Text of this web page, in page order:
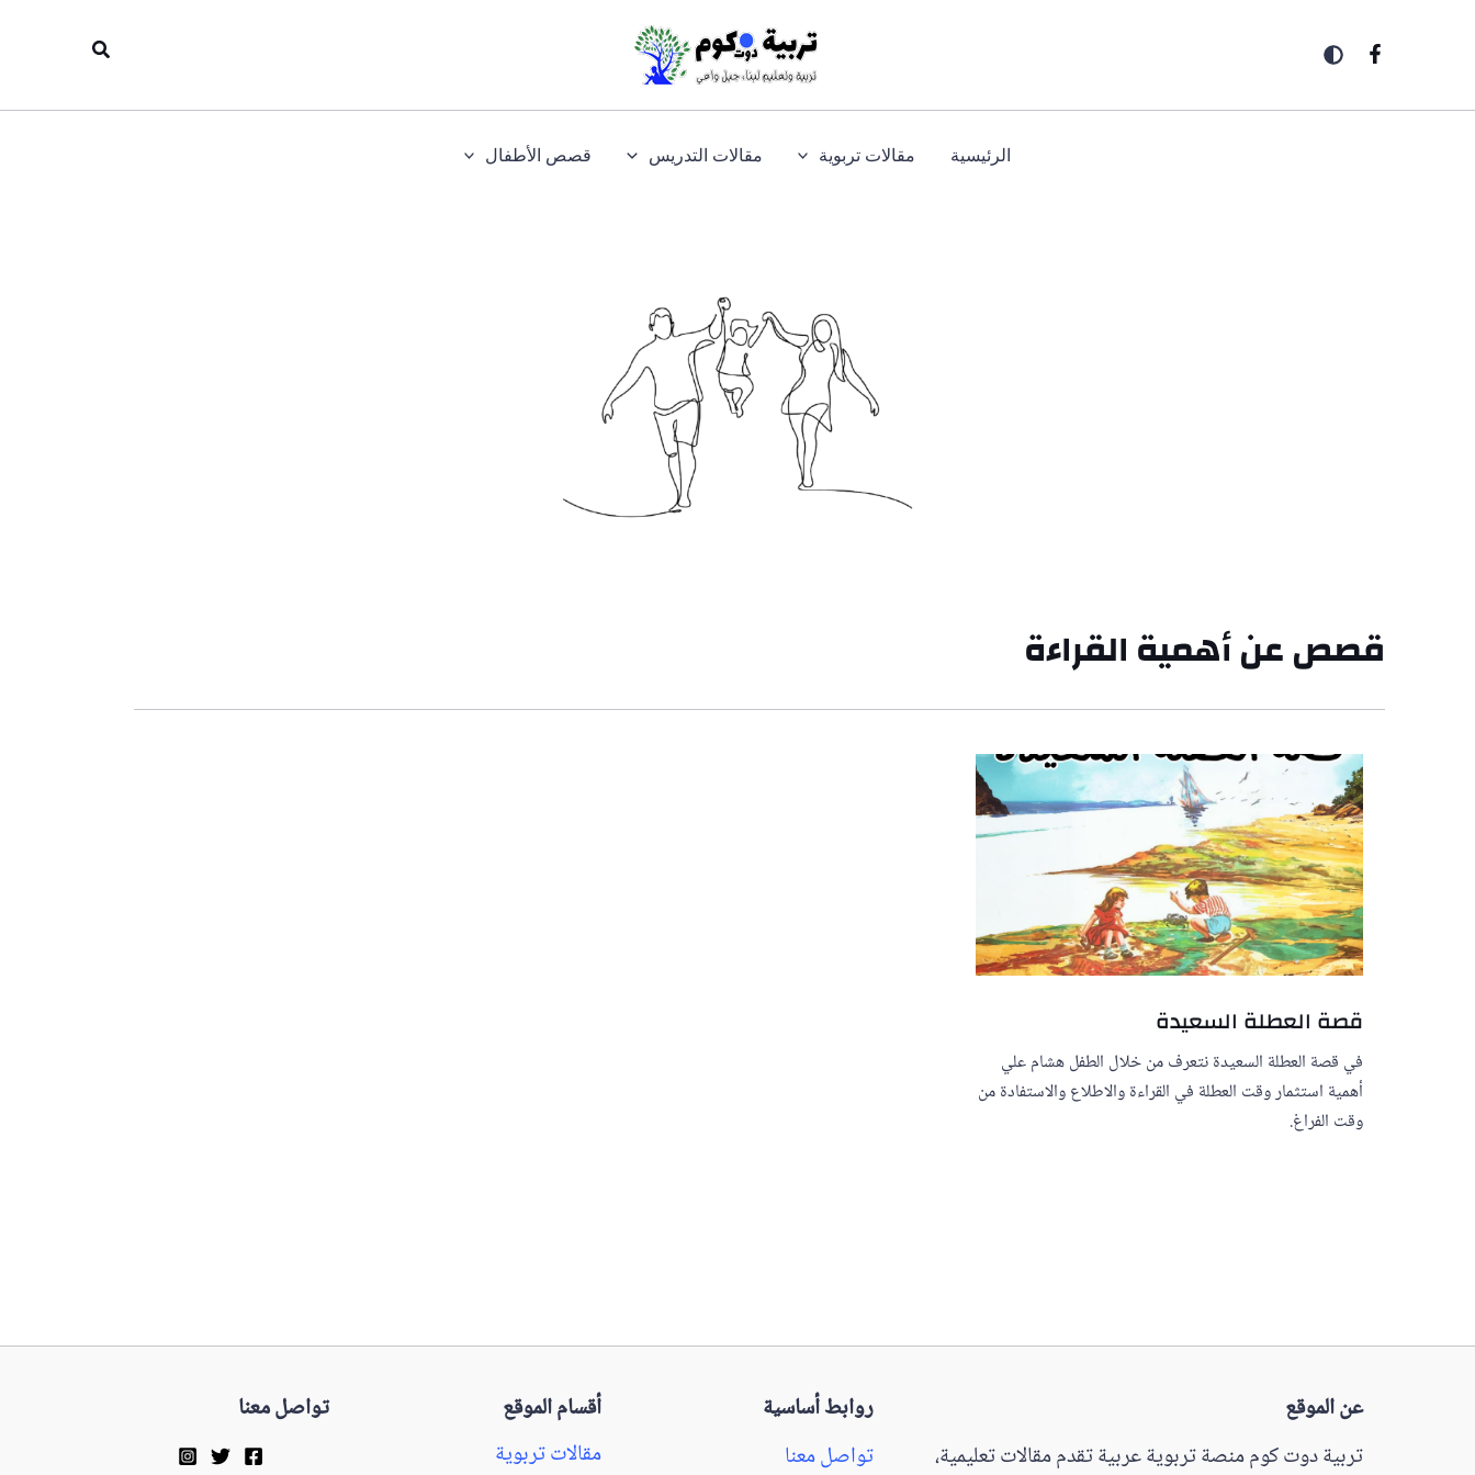
الرئيسية مقالات تربوية مقالات التدريس قصص الأطفال
قصص عن أهمية القراءة
قصة العطلة السعيدة
في قصة العطلة السعيدة نتعرف من خلال الطفل هشام علي
أهمية استثمار وقت العطلة في القراءة والاطلاع والاستفادة من
وقت الفراغ.
عن الموقع
تربية دوت كوم منصة تربوية عربية تقدم مقالات تعليمية،
روابط أساسية
تواصل معنا
أقسام الموقع
مقالات تربوية
تواصل معنا